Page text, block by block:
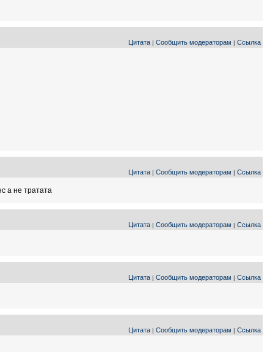
Цитата | Сообщить модераторам | Ссылка
Цитата | Сообщить модераторам | Ссылка
а не тратата
Цитата | Сообщить модераторам | Ссылка
Цитата | Сообщить модераторам | Ссылка
Цитата | Сообщить модераторам | Ссылка